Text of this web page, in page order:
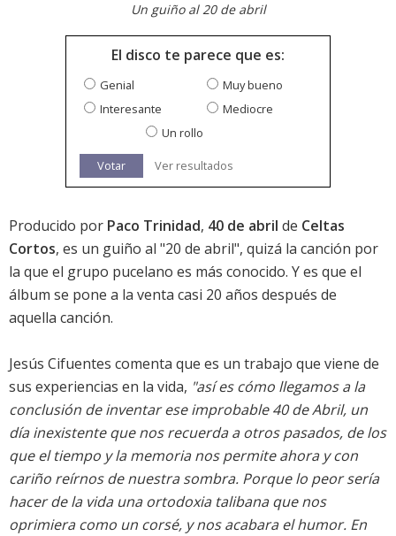
Un guiño al 20 de abril
El disco te parece que es:
Genial
Muy bueno
Interesante
Mediocre
Un rollo
Votar Ver resultados
Producido por Paco Trinidad, 40 de abril de Celtas
Cortos, es un guiño al "20 de abril", quizá la canción por
la que el grupo pucelano es más conocido. Y es que el
álbum se pone a la venta casi 20 años después de
aquella canción.
Jesús Cifuentes comenta que es un trabajo que viene de
sus experiencias en la vida, "así es cómo llegamos a la
conclusión de inventar ese improbable 40 de Abril, un
día inexistente que nos recuerda a otros pasados, de los
que el tiempo y la memoria nos permite ahora y con
cariño reírnos de nuestra sombra. Porque lo peor sería
hacer de la vida una ortodoxia talibana que nos
oprimiera como un corsé, y nos acabara el humor. En